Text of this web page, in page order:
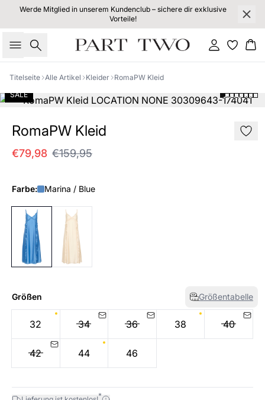
Werde Mitglied in unserem Kundenclub – sichere dir exklusive
Vorteile!
Suche Einloggen
Titelseite Alle Artikel Kleider
RomaPW Kleid
SALE
RomaPW Kleid
€79,98 €159,95
Farbe: Marina / Blue
Größen Größentabelle
32 34 36 38 40
42 44 46
*